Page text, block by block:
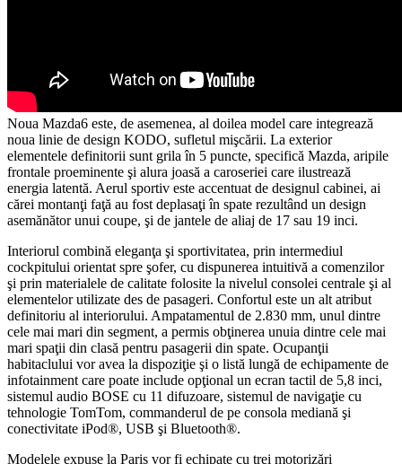
Noua Mazda6 este, de asemenea, al doilea model care integrează
noua linie de design KODO, sufletul mişcării. La exterior
elementele definitorii sunt grila în 5 puncte, specifică Mazda, aripile
frontale proeminente şi alura joasă a caroseriei care ilustrează
energia latentă. Aerul sportiv este accentuat de designul cabinei, ai
cărei montanţi faţă au fost deplasaţi în spate rezultând un design
asemănător unui coupe, şi de jantele de aliaj de 17 sau 19 inci.
Interiorul combină eleganţa şi sportivitatea, prin intermediul
cockpitului orientat spre şofer, cu dispunerea intuitivă a comenzilor
şi prin materialele de calitate folosite la nivelul consolei centrale şi al
elementelor utilizate des de pasageri. Confortul este un alt atribut
definitoriu al interiorului. Ampatamentul de 2.830 mm, unul dintre
cele mai mari din segment, a permis obţinerea unuia dintre cele mai
mari spaţii din clasă pentru pasagerii din spate. Ocupanţii
habitaclului vor avea la dispoziţie şi o listă lungă de echipamente de
infotainment care poate include opţional un ecran tactil de 5,8 inci,
sistemul audio BOSE cu 11 difuzoare, sistemul de navigaţie cu
tehnologie TomTom, commanderul de pe consola mediană şi
conectivitate iPod®, USB şi Bluetooth®.
Modelele expuse la Paris vor fi echipate cu trei motorizări